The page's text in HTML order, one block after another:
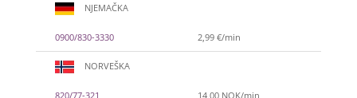
NJEMAČKA
0900/830-3330 2,99 €/min
NORVEŠKA
820/77-321 14,00 NOK/min